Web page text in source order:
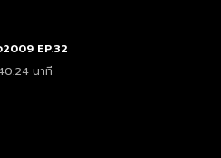
2009 EP.32
นาที